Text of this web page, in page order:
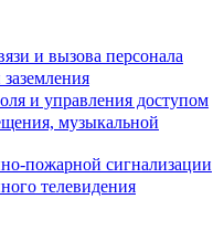
и вызова персонала
и управления доступом
музыкальной
пожарной сигнализации
телевидения